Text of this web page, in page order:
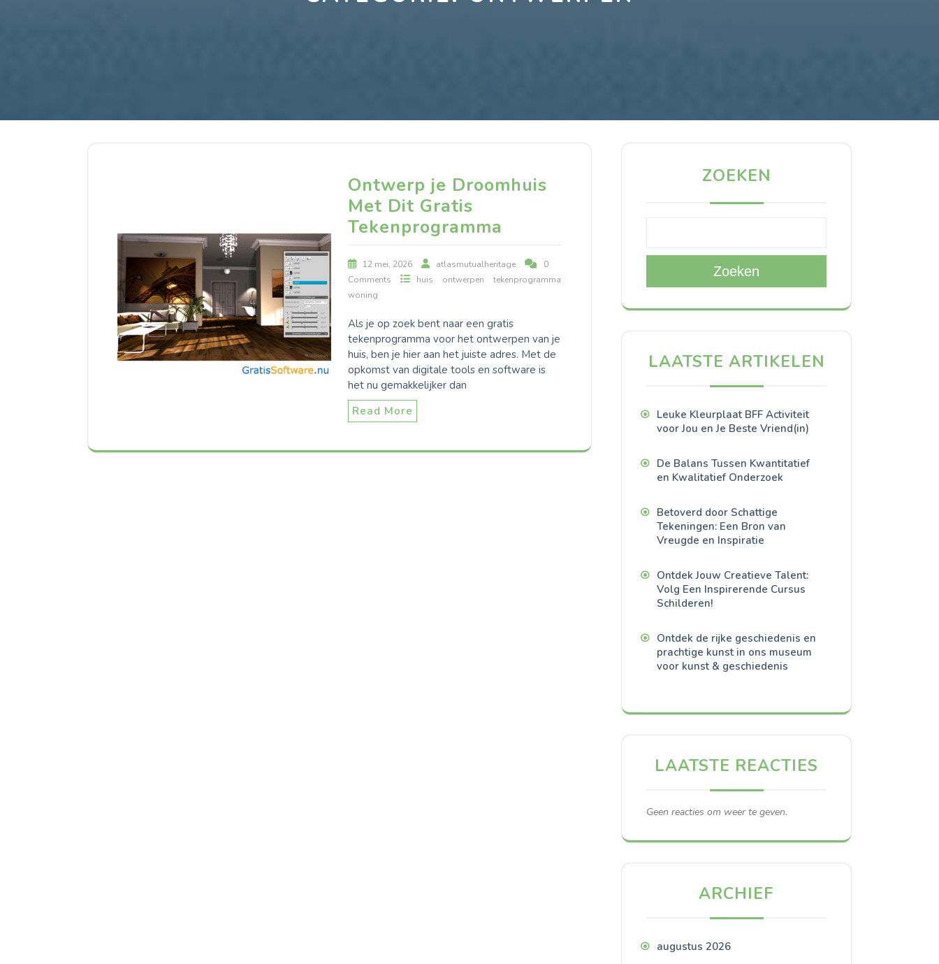
Ontwerp je Droomhuis
Met Dit Gratis
Tekenprogramma
12 mei, 2026 atlasmutualheritage
0
Comments
huis ontwerpen
tekenprogramma
woning
Als je op zoek bent naar een gratis
tekenprogramma voor het ontwerpen van je
huis, ben je hier aan het juiste adres. Met de
opkomst van digitale tools en software is
het nu gemakkelijker dan
Read More
ZOEKEN
Zoeken
LAATSTE ARTIKELEN
Leuke Kleurplaat BFF Activiteit
voor Jou en Je Beste Vriend(in)
De Balans Tussen Kwantitatief
en Kwalitatief Onderzoek
Betoverd door Schattige
Tekeningen: Een Bron van
Vreugde en Inspiratie
Ontdek Jouw Creatieve Talent:
Volg Een Inspirerende Cursus
Schilderen!
Ontdek de rijke geschiedenis en
prachtige kunst in ons museum
voor kunst & geschiedenis
LAATSTE REACTIES
Geen reacties om weer te geven.
ARCHIEF
augustus 2026